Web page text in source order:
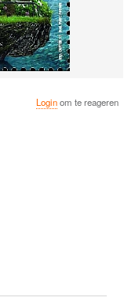
Loginom te reageren